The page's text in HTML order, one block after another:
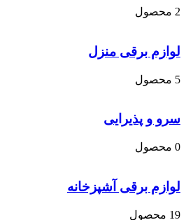
2 محصول
لوازم برقی منزل
5 محصول
سرو و پذیرایی
0 محصول
لوازم برقی آشپزخانه
19 محصول